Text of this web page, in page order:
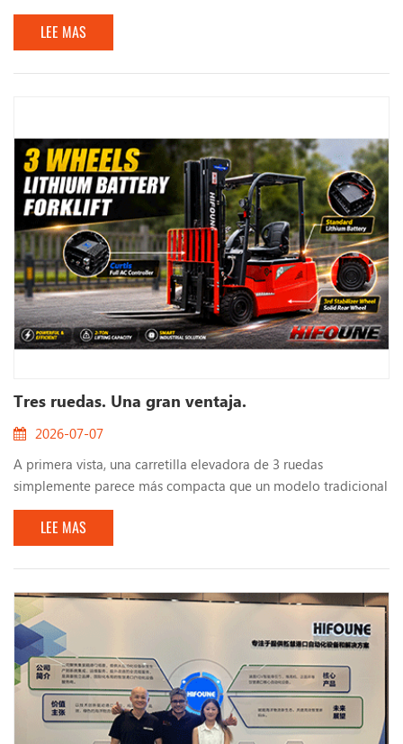
LEE MAS
Tres ruedas. Una gran ventaja.
2026-07-07
A primera vista, una carretilla elevadora de 3 ruedas
simplemente parece más compacta que un modelo tradicional
de 4 ruedas. Pero cuando la ves trabajando en un almacén
concurrido, entiendes rápidamente por qué tantas operaciones
eligen este diseño. Su radio de giro más pequeño hace que sea
mucho más fácil navegar por pasillos estrechos, áreas de carga
reducidas e instalaciones con espacio limitad...
LEE MAS